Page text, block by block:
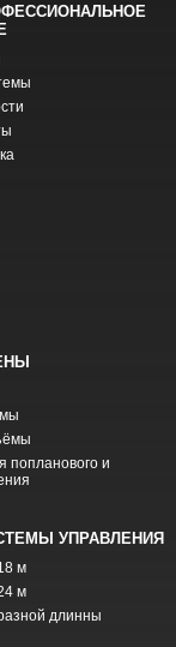
попланового и
УПРАВЛЕНИЯ
м
м
длинны